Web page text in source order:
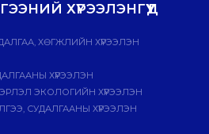
ХҮРЭЭЛЭНГҮҮД
ХӨГЖЛИЙН ХҮРЭЭЛЭН
ХҮРЭЭЛЭН
ЭКОЛОГИЙН ХҮРЭЭЛЭН
СУДАЛГААНЫ ХҮРЭЭЛЭН